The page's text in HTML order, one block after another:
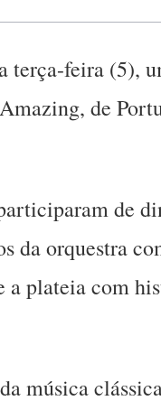
terça-feira (5),
de
de
da orquestra
plateia com
música